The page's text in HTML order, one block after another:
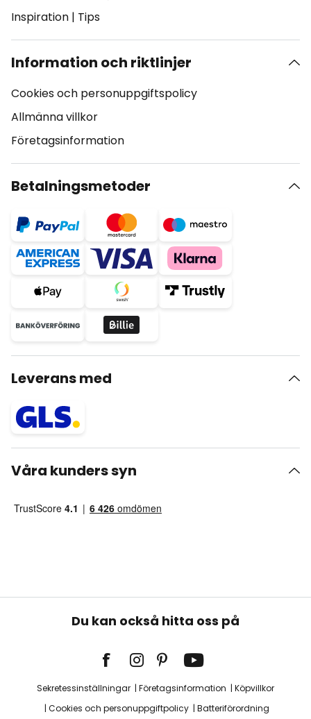
Inspiration | Tips
Information och riktlinjer
Cookies och personuppgiftspolicy
Allmänna villkor
Företagsinformation
Betalningsmetoder
Leverans med
Våra kunders syn
Du kan också hitta oss på
Sekretessinställningar Företagsinformation
Köpvillkor
Cookies och personuppgiftpolicy
Batteriförordning